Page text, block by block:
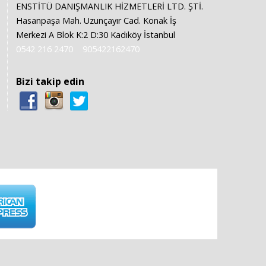
ENSTİTÜ DANIŞMANLIK HİZMETLERİ LTD. ŞTİ.
Hasanpaşa Mah. Uzunçayır Cad. Konak İş
Merkezi A Blok K:2 D:30 Kadıköy İstanbul
0542 216 2470
905422162470
Bizi takip edin